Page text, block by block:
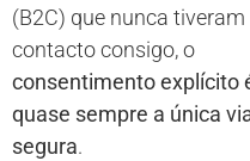
(B2C) que nunca tiveram
contacto consigo, o
consentimento explícito
quase sempre a única
segura.